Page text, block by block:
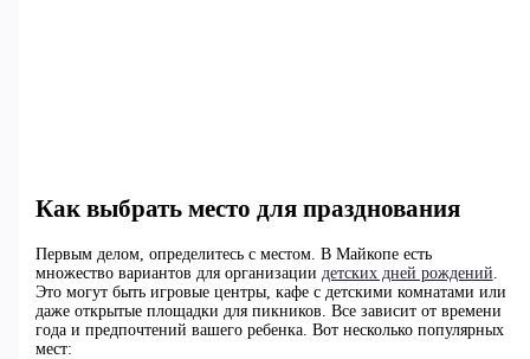
Как выбрать место для празднования
Первым делом, определитесь с местом. В Майкопе есть
множество вариантов для организации детских дней рождений
Это могут быть игровые центры, кафе с детскими комнатами или
даже открытые площадки для пикников. Все зависит от времени
года и предпочтений вашего ребенка. Вот несколько популярных
мест: